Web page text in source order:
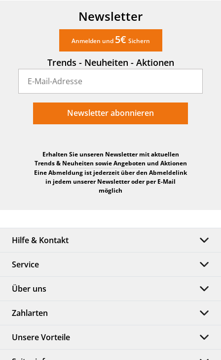
Newsletter
Anmelden und 5€ Sichern
Trends - Neuheiten - Aktionen
Newsletter abonnieren
Erhalten Sie unseren Newsletter mit aktuellen
Trends & Neuheiten sowie Angeboten und Aktionen
Eine Abmeldung ist jederzeit über den Abmeldelink
in jedem unserer Newsletter oder per E-Mail
möglich
Hilfe & Kontakt
Service
Über uns
Zahlarten
Unsere Vorteile